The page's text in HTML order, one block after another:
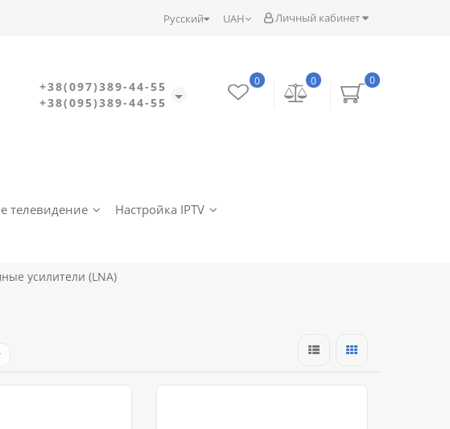
Личный кабинет
UAH
Русский
+38(097)389-44-55
+38(095)389-44-55
0
0
0
телевидение
Настройка IPTV
усилители (LNA)